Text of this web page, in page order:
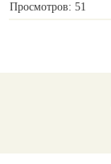
Просмотров: 51